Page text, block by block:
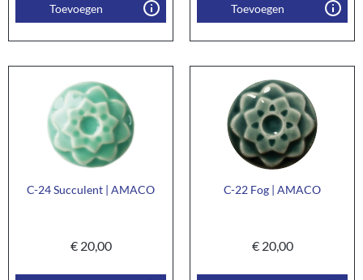
Toevoegen Toevoegen
C-24 Succulent | AMACO
€20,00
C-22 Fog | AMACO
€20,00